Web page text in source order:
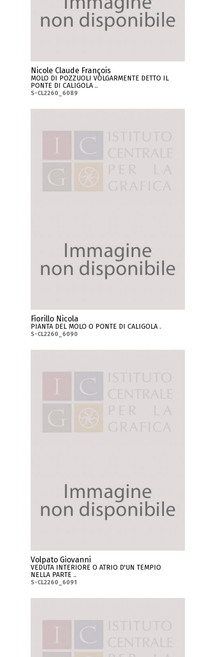
Nicole Claude François
MOLO DI POZZUOLI VOLGARMENTE DETTO IL
PONTE DI CALIGOLA ..
S-CL2260_6089
Fiorillo Nicola
PIANTA DEL MOLO O PONTE DI CALIGOLA .
S-CL2260_6090
Volpato Giovanni
VEDUTA INTERIORE O ATRIO D'UN TEMPIO
NELLA PARTE ..
S-CL2260_6091